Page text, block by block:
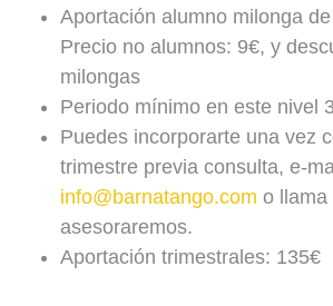
Aportación alumno milonga
Precio no alumnos: 9€, y
milongas
Periodo mínimo en este nivel
Puedes incorporarte una vez
trimestre previa consulta, e-
info@barnatango.com o llama
asesoraremos.
Aportación trimestrales: 135€